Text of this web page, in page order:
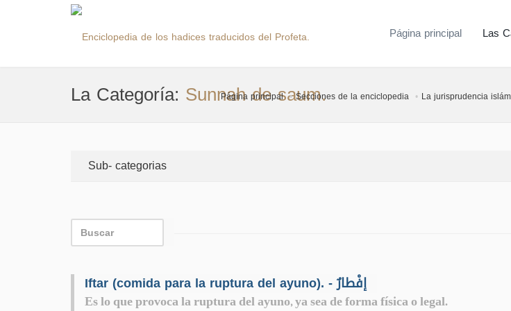
Página principal Las
La Categoría: Sunnah de saum.
Página principal Secciones de la enciclopedia La jurisprudencia
Sub- categorias
Iftar (comida para la ruptura del ayuno). - إفْطارٌ
Es lo que provoca la ruptura del ayuno, ya sea de forma física o legal.